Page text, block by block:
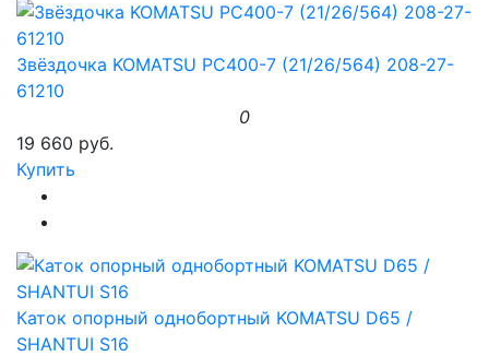
Звёздочка KOMATSU PC400-7 (21/26/564) 208-27-
61210
0
19 660 руб.
Купить
Каток опорный однобортный KOMATSU D65 /
SHANTUI S16